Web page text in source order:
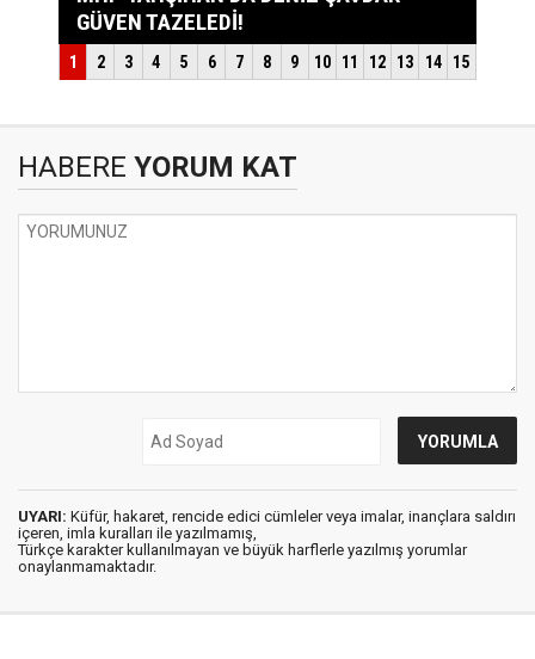
HABERE YORUM KAT
UYARI: Küfür, hakaret, rencide edici cümleler veya imalar, inançlara saldırı
içeren, imla kuralları ile yazılmamış,
Türkçe karakter kullanılmayan ve büyük harflerle yazılmış yorumlar
onaylanmamaktadır.